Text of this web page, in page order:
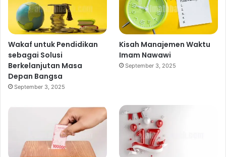
Wakaf untuk Pendidikan
sebagai Solusi
Berkelanjutan Masa
Depan Bangsa
September 3, 2025
Kisah Manajemen Waktu
Imam Nawawi
September 3, 2025